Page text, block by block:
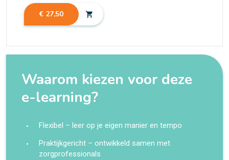
€ 27,50 shopping_cart
Waarom kiezen voor deze
e-learning?
Flexibel – leer op je eigen manier en tempo
Praktijkgericht – ontwikkeld samen met
zorgprofessionals